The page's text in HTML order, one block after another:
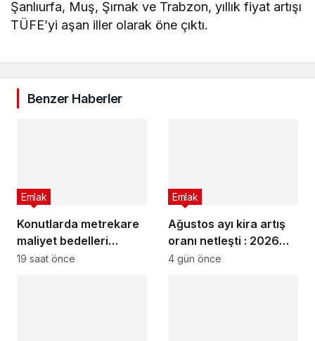
Şanlıurfa, Muş, Şırnak ve Trabzon, yıllık fiyat artışı
TÜFE’yi aşan iller olarak öne çıktı.
Benzer Haberler
Konutlarda metrekare
maliyet bedelleri
güncellendi
Emlak
19 saat önce
Ağustos ayı kira artış
oranı netleşti : 2026
Ağustos ayı kira artış
Emlak
4 gün önce